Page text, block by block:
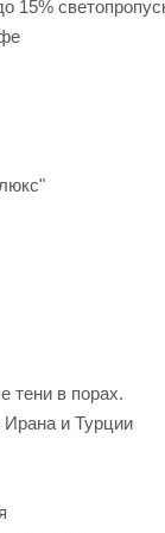
15%
тени в порах.
и Турции